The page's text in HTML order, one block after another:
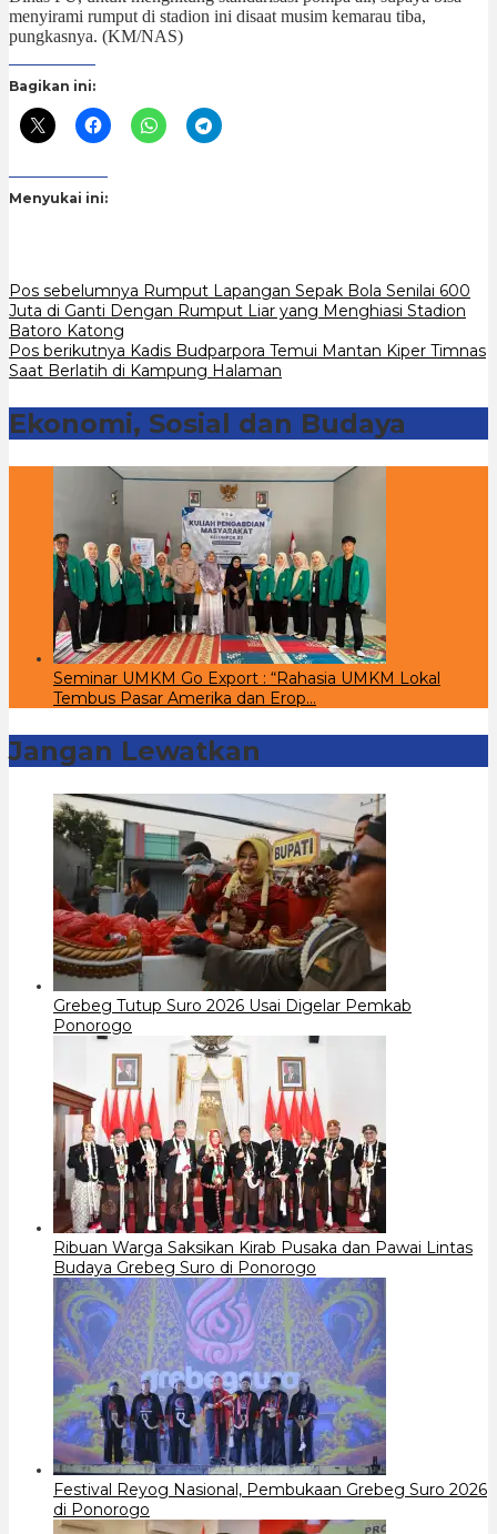
menyirami rumput di stadion ini disaat musim kemarau tiba,
pungkasnya. (KM/NAS)
Bagikan ini:
Menyukai ini:
Navigasi
pos
Pos sebelumnya Rumput Lapangan Sepak Bola Senilai 600
Juta di Ganti Dengan Rumput Liar yang Menghiasi Stadion
Batoro Katong
Pos berikutnya Kadis Budparpora Temui Mantan Kiper Timnas
Saat Berlatih di Kampung Halaman
Ekonomi, Sosial dan Budaya
Seminar UMKM Go Export : “Rahasia UMKM Lokal
Tembus Pasar Amerika dan Erop…
Jangan Lewatkan
Grebeg Tutup Suro 2026 Usai Digelar Pemkab
Ponorogo
Ribuan Warga Saksikan Kirab Pusaka dan Pawai Lintas
Budaya Grebeg Suro di Ponorogo
Festival Reyog Nasional, Pembukaan Grebeg Suro 2026
di Ponorogo